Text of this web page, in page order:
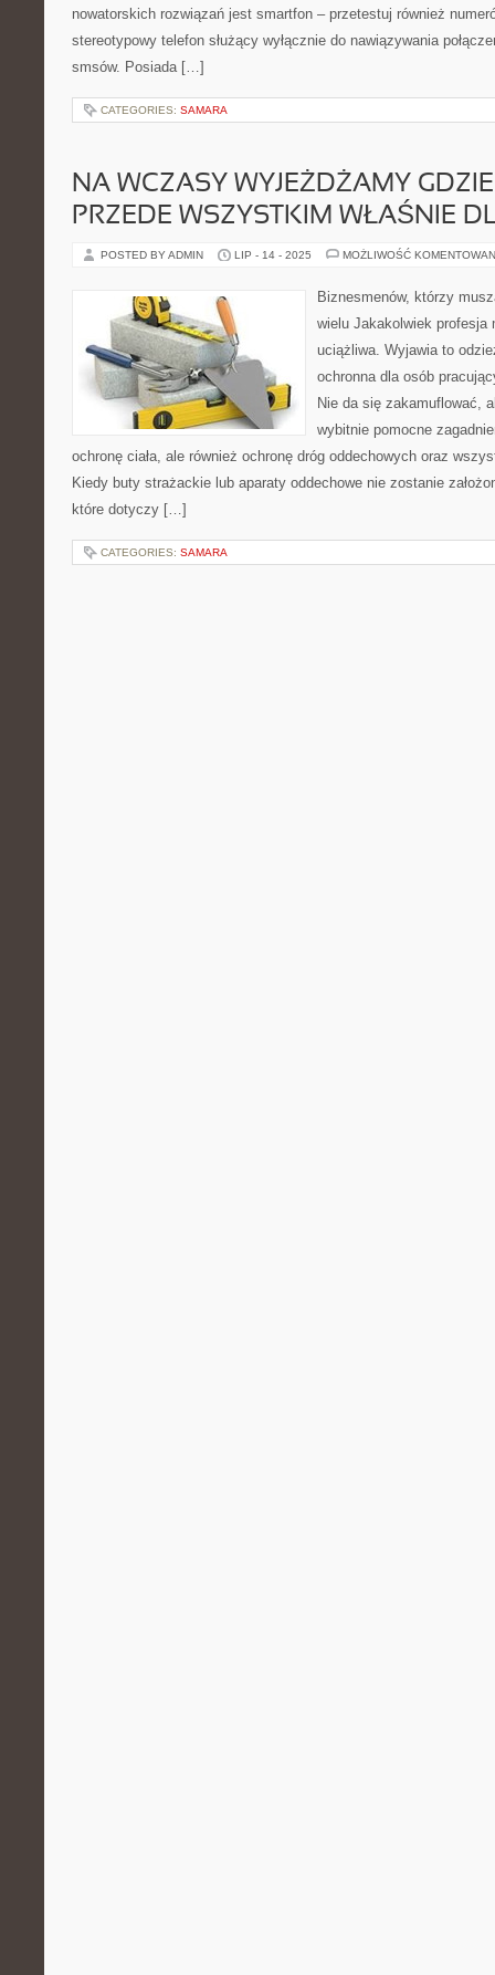
nowatorskich rozwiązań jest smartfon – przetestuj również
stereotypowy telefon służący wyłącznie do nawiązywania
smsów. Posiada […]
CATEGORIES: SAMARA
NA WCZASY WYJEŻDŻAMY
PRZEDE WSZYSTKIM WŁAŚNIE
POSTED BY ADMIN LIP - 14 - 2025 MOŻLIWOŚĆ
Biznesmenów, którzy
wielu Jakakolwiek profesja
uciążliwa. Wyjawia to
ochronna dla osób
Nie da się zakamuflować,
wybitnie pomocne
ochronę ciała, ale również ochronę dróg oddechowych oraz
Kiedy buty strażackie lub aparaty oddechowe nie zostanie
które dotyczy […]
CATEGORIES: SAMARA